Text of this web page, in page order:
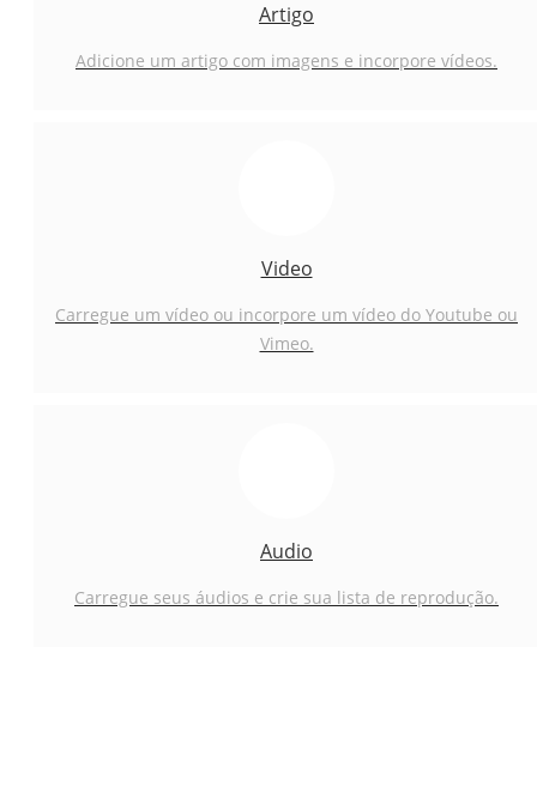
Artigo
Adicione um artigo com imagens e incorpore vídeos.
Video
Carregue um vídeo ou incorpore um vídeo do Youtube ou
Vimeo.
Audio
Carregue seus áudios e crie sua lista de reprodução.